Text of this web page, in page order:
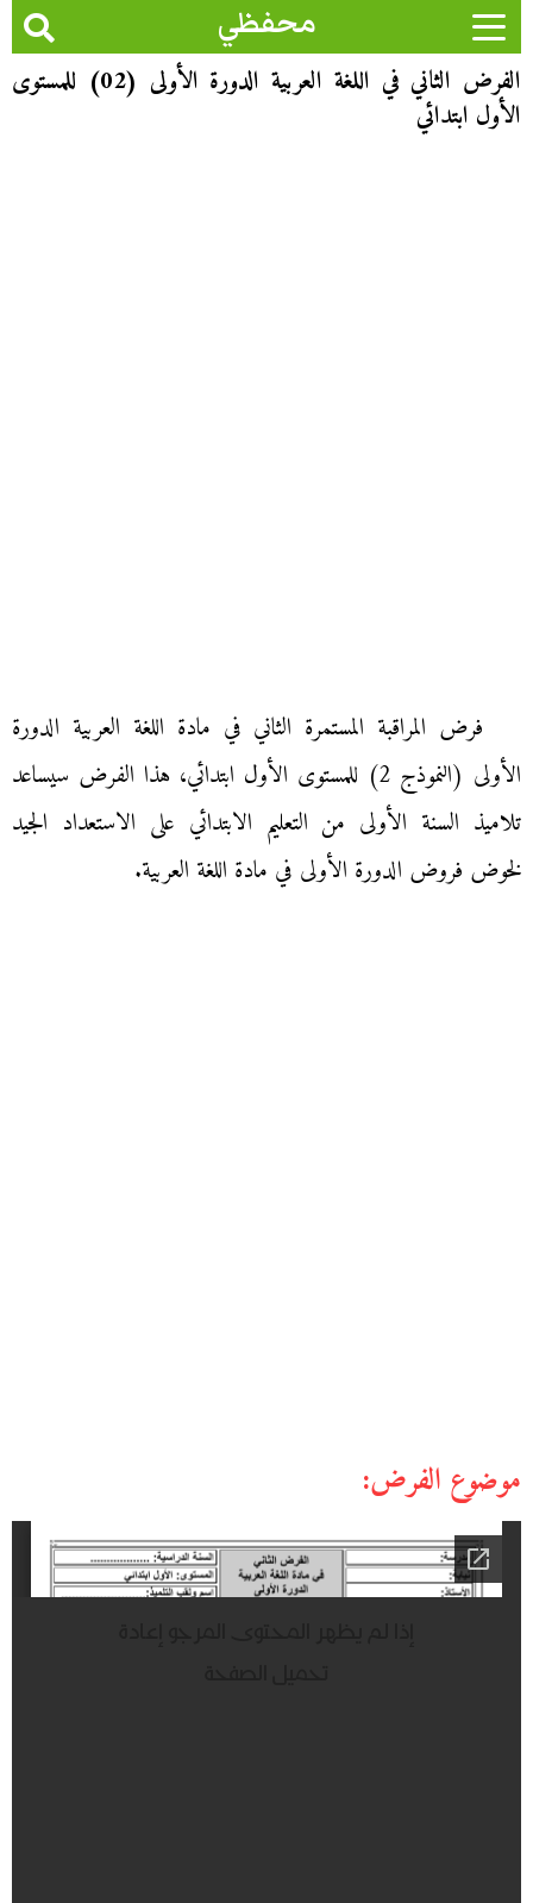
محفظي
الفرض الثاني في اللغة العربية الدورة الأولى (02) للمستوى
الأول ابتدائي
فرض المراقبة المستمرة الثاني في مادة اللغة العربية الدورة
الأولى (النموذج 2) للمستوى الأول ابتدائي، هذا الفرض سيساعد
تلاميذ السنة الأولى من التعليم الابتدائي على الاستعداد الجيد
لخوض فروض الدورة الأولى في مادة اللغة العربية.
موضوع الفرض: